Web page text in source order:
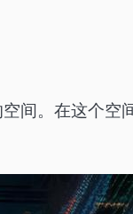
间。在这个空